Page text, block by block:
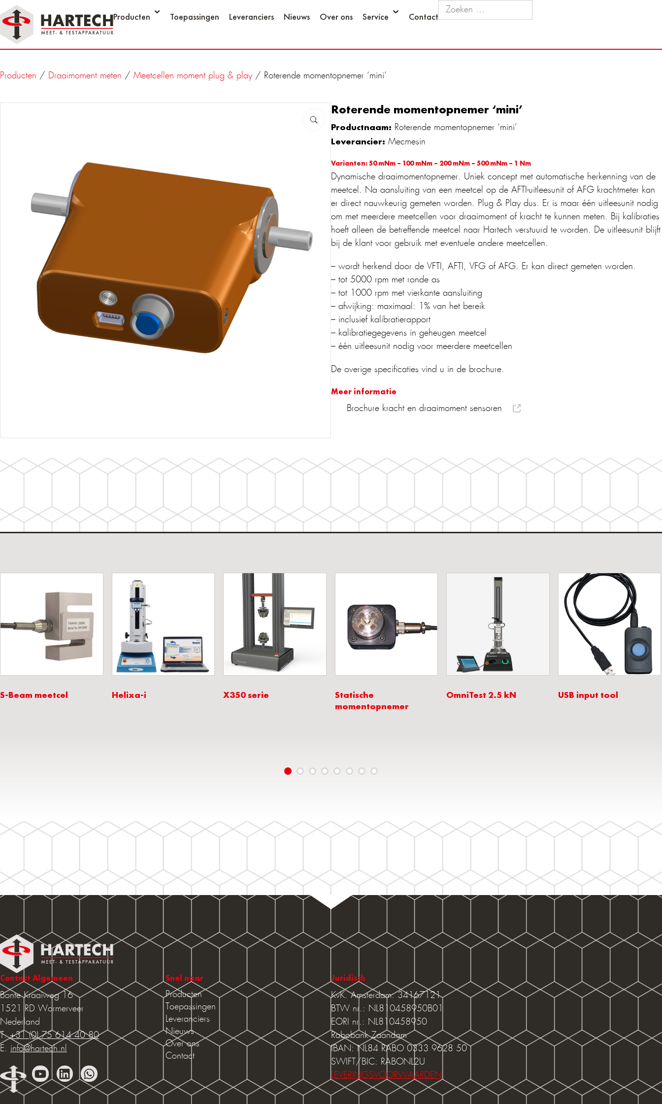
Producten Toepassingen Leveranciers Nieuws Over ons Service Contact
Producten / Draaimoment meten / Meetcellen moment plug & play / Roterende momentopnemer ‘mini’
Roterende momentopnemer ‘mini’
Productnaam: Roterende momentopnemer ‘mini’
Leverancier: Mecmesin
Varianten:50 mNm – 100 mNm – 200 mNm – 500 mNm – 1 Nm
Dynamische draaimomentopnemer. Uniek concept met automatische herkenning van de
meetcel. Na aansluiting van een meetcel op de AFTI-uitleesunit of AFG krachtmeter kan
er direct nauwkeurig gemeten worden. Plug & Play dus. Er is maar één uitleesunit nodig
om met meerdere meetcellen voor draaimoment of kracht te kunnen meten. Bij kalibraties
hoeft alleen de betreffende meetcel naar Hartech verstuurd te worden. De uitleesunit blijft
bij de klant voor gebruik met eventuele andere meetcellen.
– wordt herkend door de VFTI, AFTI, VFG of AFG. Er kan direct gemeten worden.
– tot 5000 rpm met ronde as
– tot 1000 rpm met vierkante aansluiting
– afwijking: maximaal: 1% van het bereik
– inclusief kalibratierapport
– kalibratiegegevens in geheugen meetcel
– één uitleesunit nodig voor meerdere meetcellen
De overige specificaties vind u in de brochure.
Meer informatie
Brochure kracht en draaimoment sensoren
S-Beam meetcel Helixa-i X350 serie
Statische
momentopnemer
OmniTest 2.5 kN USB input tool
Contact Algemeen
Bonte Kraaiweg 16
1521 RD Wormerveer
Nederland
T.+31 (0) 75 614 40 80
E. info@hartech.nl
Snel naar
Producten
Toepassingen
Leveranciers
Nieuws
Over ons
Contact
Juridisch
KvK. Amsterdam: 34167121
BTW nr.: NL810458950B01
EORI nr.: NL810458950
Rabobank Zaandam
IBAN: NL84 RABO 0333 9628 50
SWIFT/BIC: RABONL2U
LEVERINGSVOORWAARDEN